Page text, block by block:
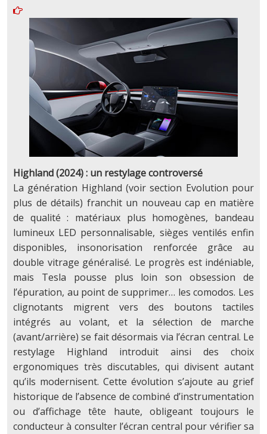
Highland (2024) : un restylage controversé
La génération Highland (voir section Evolution pour
plus de détails) franchit un nouveau cap en matière
de qualité : matériaux plus homogènes, bandeau
lumineux LED personnalisable, sièges ventilés enfin
disponibles, insonorisation renforcée grâce au
double vitrage généralisé. Le progrès est indéniable,
mais Tesla pousse plus loin son obsession de
l’épuration, au point de supprimer… les comodos. Les
clignotants migrent vers des boutons tactiles
intégrés au volant, et la sélection de marche
(avant/arrière) se fait désormais via l’écran central. Le
restylage Highland introduit ainsi des choix
ergonomiques très discutables, qui divisent autant
qu’ils modernisent. Cette évolution s’ajoute au grief
historique de l’absence de combiné d’instrumentation
ou d’affichage tête haute, obligeant toujours le
conducteur à consulter l’écran central pour vérifier sa